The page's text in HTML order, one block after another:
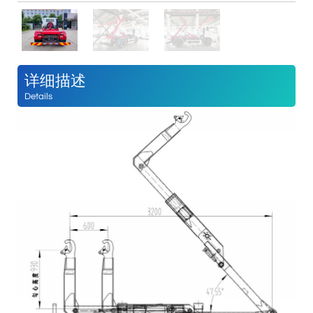
详细描述
Details